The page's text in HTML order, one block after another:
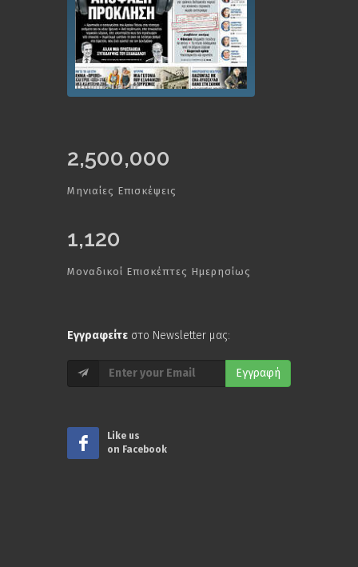
2,500,000
Μηνιαίες Επισκέψεις
1,120
Μοναδικοί Επισκέπτες Ημερησίως
Εγγραφείτε στο Newsletter μας:
Εγγραφή
Like us
on Facebook